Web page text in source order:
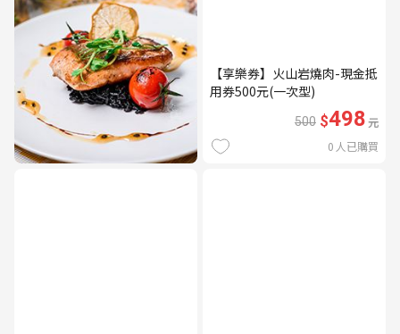
【享樂券】火山岩燒肉-現金抵
用券500元(一次型)
500 $498元
0 人已購買